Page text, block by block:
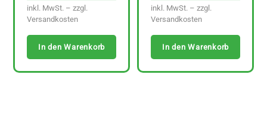
inkl. MwSt. – zzgl.
Versandkosten
In den Warenkorb
inkl. MwSt. – zzgl.
Versandkosten
In den Warenkorb